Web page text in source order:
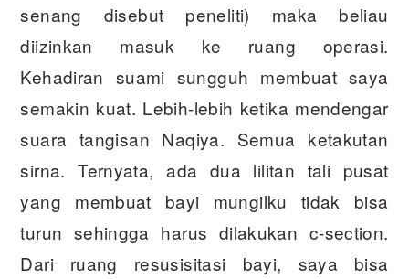
senang disebut peneliti) maka beliau
diizinkan masuk ke ruang operasi.
Kehadiran suami sungguh membuat saya
semakin kuat. Lebih-lebih ketika mendengar
suara tangisan Naqiya. Semua ketakutan
sirna. Ternyata, ada dua lilitan tali pusat
yang membuat bayi mungilku tidak bisa
turun sehingga harus dilakukan c-section.
Dari ruang resusisitasi bayi, saya bisa